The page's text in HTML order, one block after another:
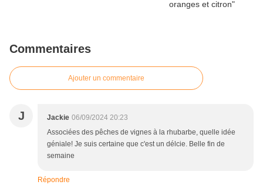
Commentaires
Ajouter un commentaire
J Jackie 06/09/2024 20:23
Associées des pêches de vignes à la rhubarbe, quelle idée
géniale! Je suis certaine que c'est un délcie. Belle fin de
semaine
Répondre